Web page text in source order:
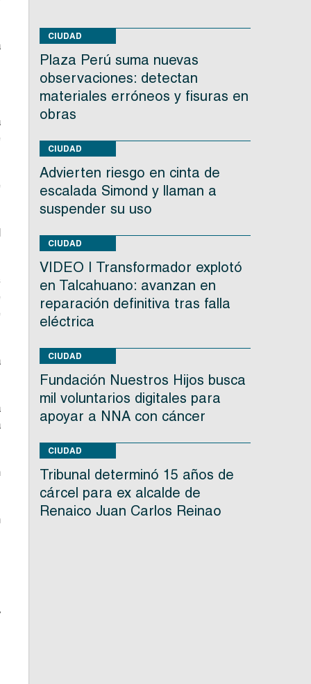
CIUDAD
Plaza Perú suma nuevas
observaciones: detectan
materiales erróneos y fisuras en
obras
CIUDAD
Advierten riesgo en cinta de
escalada Simond y llaman a
suspender su uso
CIUDAD
VIDEO | Transformador explotó
en Talcahuano: avanzan en
reparación definitiva tras falla
eléctrica
CIUDAD
Fundación Nuestros Hijos busca
mil voluntarios digitales para
apoyar a NNA con cáncer
CIUDAD
Tribunal determinó 15 años de
cárcel para ex alcalde de
Renaico Juan Carlos Reinao